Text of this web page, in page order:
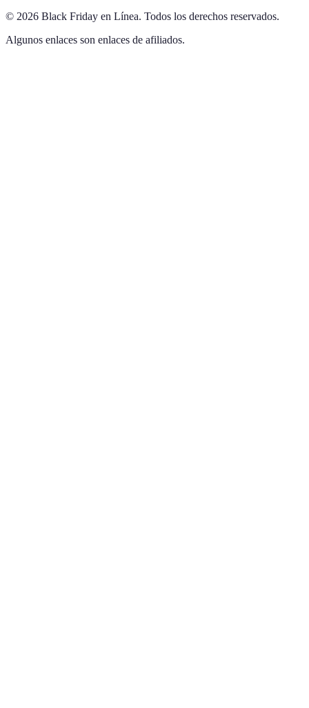
© 2026 Black Friday en Línea. Todos los derechos reservados.
Algunos enlaces son enlaces de afiliados.